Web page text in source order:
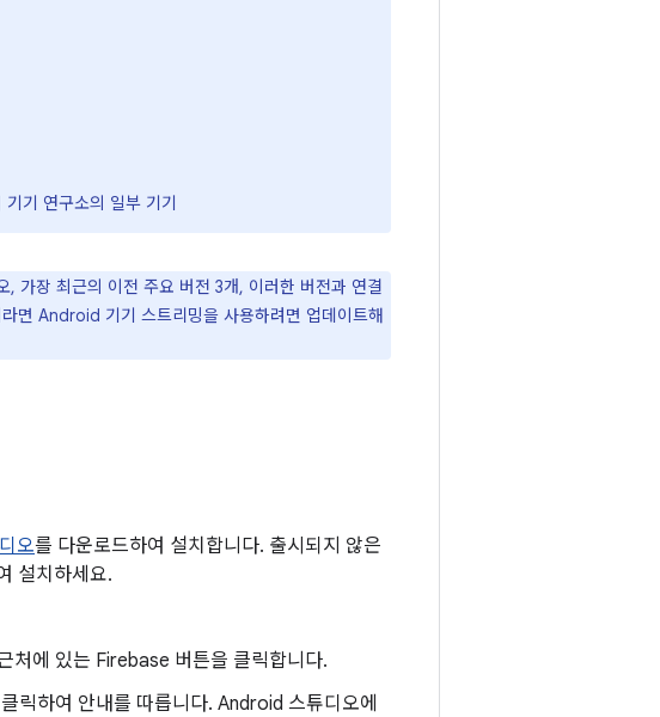
기 연구소의 일부 기기
가장 최근의 이전 주요 버전 3개, 이러한 버전과 연결
면 Android 기기 스트리밍을 사용하려면 업데이트해
오를 다운로드하여 설치합니다. 출시되지 않은
설치하세요.
처에 있는 Firebase 버튼을 클릭합니다.
릭하여 안내를 따릅니다. Android 스튜디오에